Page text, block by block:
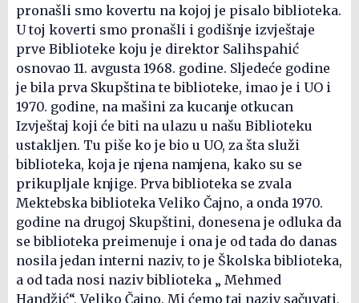
pronašli smo kovertu na kojoj je pisalo biblioteka.
U toj koverti smo pronašli i godišnje izvještaje
prve Biblioteke koju je direktor Salihspahić
osnovao 11. avgusta 1968. godine. Sljedeće godine
je bila prva Skupština te biblioteke, imao je i UO i
1970. godine, na mašini za kucanje otkucan
Izvještaj koji će biti na ulazu u našu Biblioteku
ustakljen. Tu piše ko je bio u UO, za šta služi
biblioteka, koja je njena namjena, kako su se
prikupljale knjige. Prva biblioteka se zvala
Mektebska biblioteka Veliko Čajno, a onda 1970.
godine na drugoj Skupštini, donesena je odluka da
se biblioteka preimenuje i ona je od tada do danas
nosila jedan interni naziv, to je Školska biblioteka,
a od tada nosi naziv biblioteka „ Mehmed
Handžić“, Veliko Čajno. Mi ćemo taj naziv sačuvati,